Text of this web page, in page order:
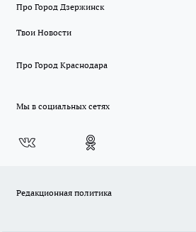
Про Город Дзержинск
Твои Новости
Про Город Краснодара
Мы в социальных сетях
Редакционная политика